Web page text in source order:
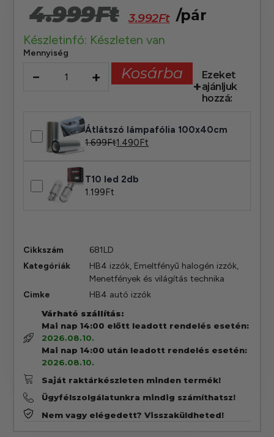
4.999Ft 3.992Ft /pár
Készletinfó: Készleten van
Mennyiség
− + Kosárba
Ezeket
ajánljuk
hozzá:
Átlátszó lámpafólia 100x40cm
1.699Ft1.490Ft
T10 led 2db
1.199Ft
Cikkszám
681LD
Kategóriák
HB4 izzók, Emeltfényű halogén izzók,
Menetfények és világítás technika
Cimke
HB4 autó izzók
Várható szállítás:
Mai nap 14:00 előtt leadott rendelés esetén:
2026.08.10.
Mai nap 14:00 után leadott rendelés esetén:
2026.08.10.
Saját raktárkészleten minden termék!
Ügyfélszolgálatunkra mindig számíthatsz!
Nem vagy elégedett? Visszaküldheted!